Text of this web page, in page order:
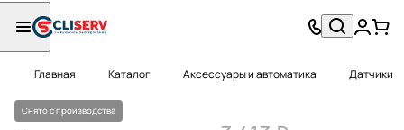
Главная Каталог Аксессуары и автоматика Датчики
Снято с производства